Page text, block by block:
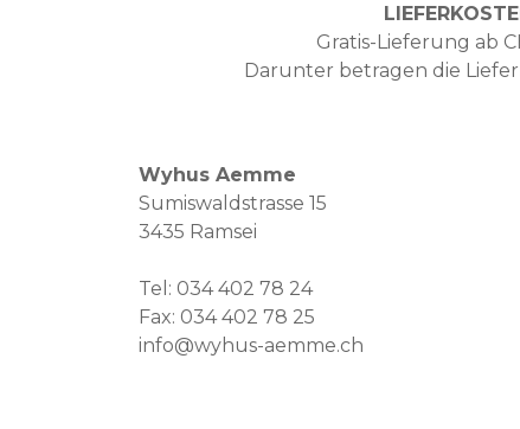
Gratis-Lieferung ab
Darunter betragen die
Wyhus Aemme
Sumiswaldstrasse 15
3435 Ramsei
Tel: 034 402 78 24
Fax: 034 402 78 25
info@wyhus-aemme.ch